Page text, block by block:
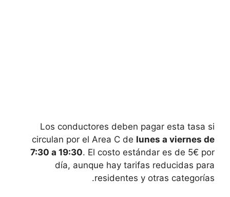
Los conductores deben pagar esta tasa si
circulan por el Area C de lunes ⁣a viernes de
7:30 a 19:30. El costo estándar es de ‌5€ por
día, aunque ‍hay tarifas reducidas para
residentes⁣ y otras categorías.